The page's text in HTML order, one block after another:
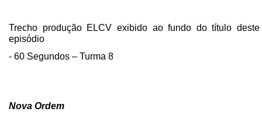
Trecho produção ELCV exibido ao fundo do título deste
episódio
- 60 Segundos – Turma 8
Nova Ordem